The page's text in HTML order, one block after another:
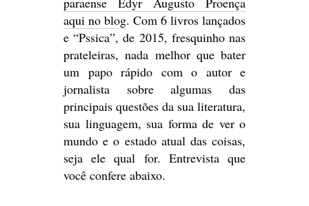
aqui no blog. Com 6 livros lançados
e “Pssica”, de 2015, fresquinho nas
prateleiras, nada melhor que bater
um papo rápido com o autor e
jornalista sobre algumas das
principais questões da sua literatura,
sua linguagem, sua forma de ver o
mundo e o estado atual das coisas,
seja ele qual for. Entrevista que
você confere abaixo.